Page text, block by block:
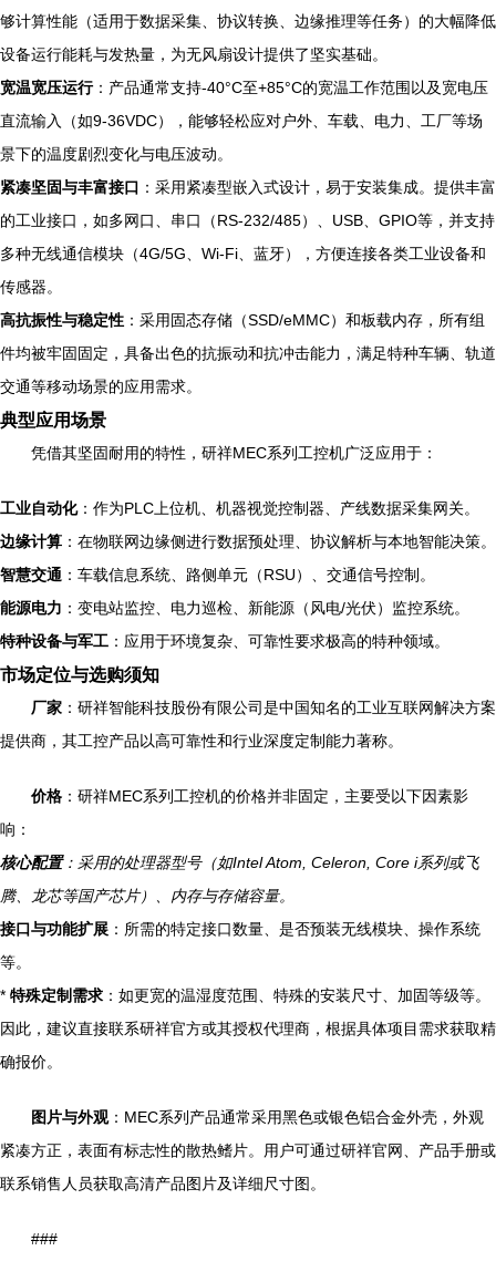
够计算性能（适用于数据采集、协议转换、边缘推理等任务）的大幅降低
设备运行能耗与发热量，为无风扇设计提供了坚实基础。
宽温宽压运行：产品通常支持-40°C至+85°C的宽温工作范围以及宽电压
直流输入（如9-36VDC），能够轻松应对户外、车载、电力、工厂等场
景下的温度剧烈变化与电压波动。
紧凑坚固与丰富接口 ：采用紧凑型嵌入式设计，易于安装集成。提供丰富
的工业接口，如多网口、串口（RS-232/485）、USB、GPIO等，并支持
多种无线通信模块（4G/5G、Wi-Fi、蓝牙），方便连接各类工业设备和
传感器。
高抗振性与稳定性 ：采用固态存储（SSD/eMMC）和板载内存，所有组
件均被牢固固定，具备出色的抗振动和抗冲击能力，满足特种车辆、轨道
交通等移动场景的应用需求。
典型应用场景
凭借其坚固耐用的特性，研祥MEC系列工控机广泛应用于：
工业自动化：作为PLC上位机、机器视觉控制器、产线数据采集网关。
边缘计算 ：在物联网边缘侧进行数据预处理、协议解析与本地智能决策。
智慧交通 ：车载信息系统、路侧单元（RSU）、交通信号控制。
能源电力 ：变电站监控、电力巡检、新能源（风电/光伏）监控系统。
特种设备与军工 ：应用于环境复杂、可靠性要求极高的特种领域。
市场定位与选购须知
厂家 ：研祥智能科技股份有限公司是中国知名的工业互联网解决方案
提供商，其工控产品以高可靠性和行业深度定制能力著称。
价格 ：研祥MEC系列工控机的价格并非固定，主要受以下因素影
响：
核心配置：采用的处理器型号（如Intel Atom, Celeron, Core i系列或飞
腾、龙芯等国产芯片）、内存与存储容量。
接口与功能扩展 ：所需的特定接口数量、是否预装无线模块、操作系统
等。
* 特殊定制需求 ：如更宽的温湿度范围、特殊的安装尺寸、加固等级等。
因此，建议直接联系研祥官方或其授权代理商，根据具体项目需求获取精
确报价。
图片与外观：MEC系列产品通常采用黑色或银色铝合金外壳，外观
紧凑方正，表面有标志性的散热鳍片。用户可通过研祥官网、产品手册或
联系销售人员获取高清产品图片及详细尺寸图。
###